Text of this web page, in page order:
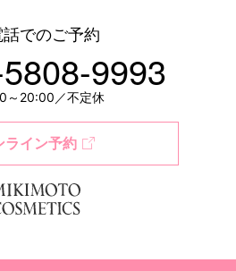
話でのご予約
9993
～20:00／不定休
ライン予約